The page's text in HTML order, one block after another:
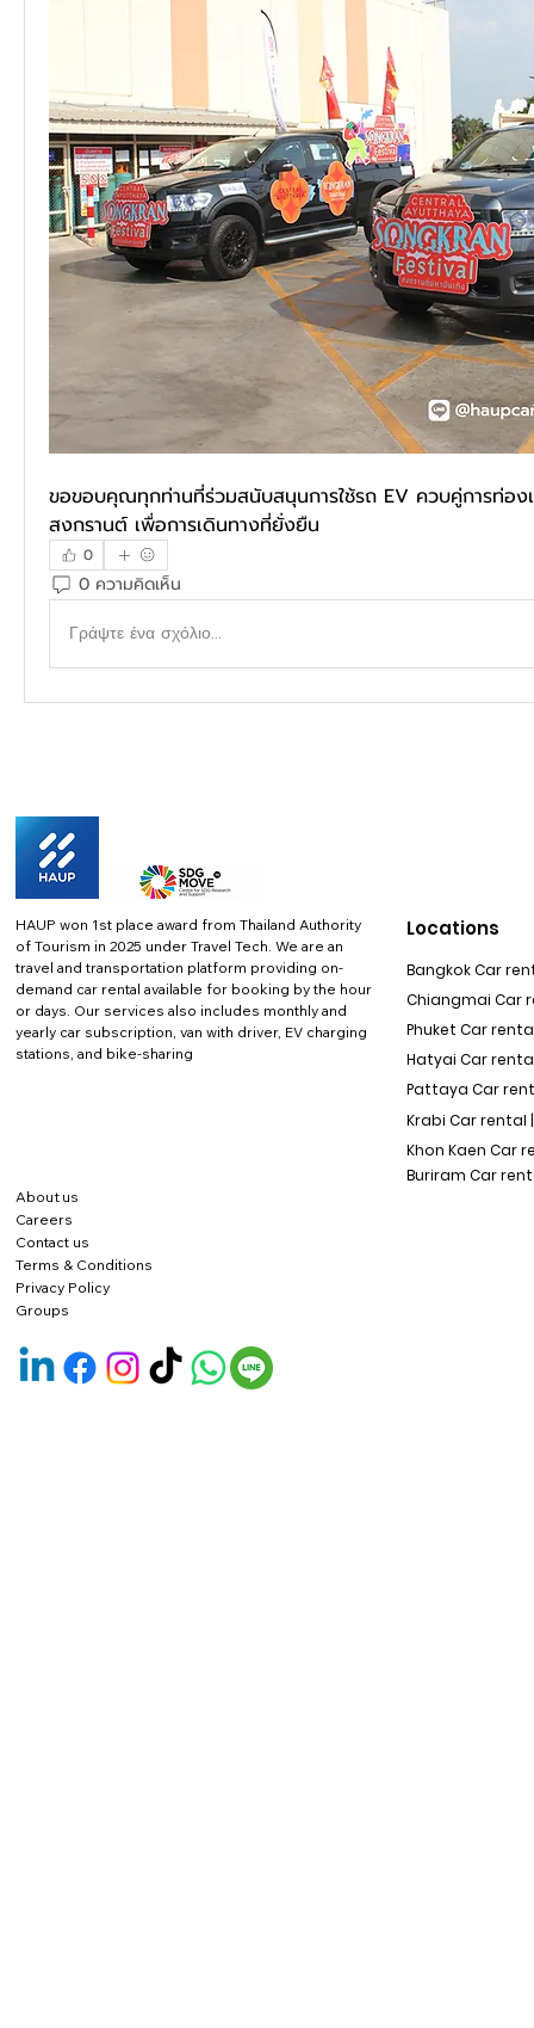
ขอขอบคุณทุกท่านที่ร่วมสนับสนุนการใช้รถ EV ควบคู่การท่อง
สงกรานต์ เพื่อการเดินทางที่ยั่งยืน
0
0 ความคิดเห็น
Γράψτε ένα σχόλιο...
HAUP won 1st place award from Thailand Authority
of Tourism in 2025 under Travel Tech. We are an
travel and transportation platform providing on-
demand car rental available for booking by the hour
or days. Our services also includes monthly and
yearly car subscription, van with driver, EV charging
stations, and bike-sharing
About us
Careers
Contact us
Terms & Conditions
Privacy Policy
Locations
Bangkok Car
Chiangmai Car
Phuket Car rental
Hatyai Car
Pattaya Car
Krabi Car rental |
Khon Kaen Car
Buriram Car
Groups